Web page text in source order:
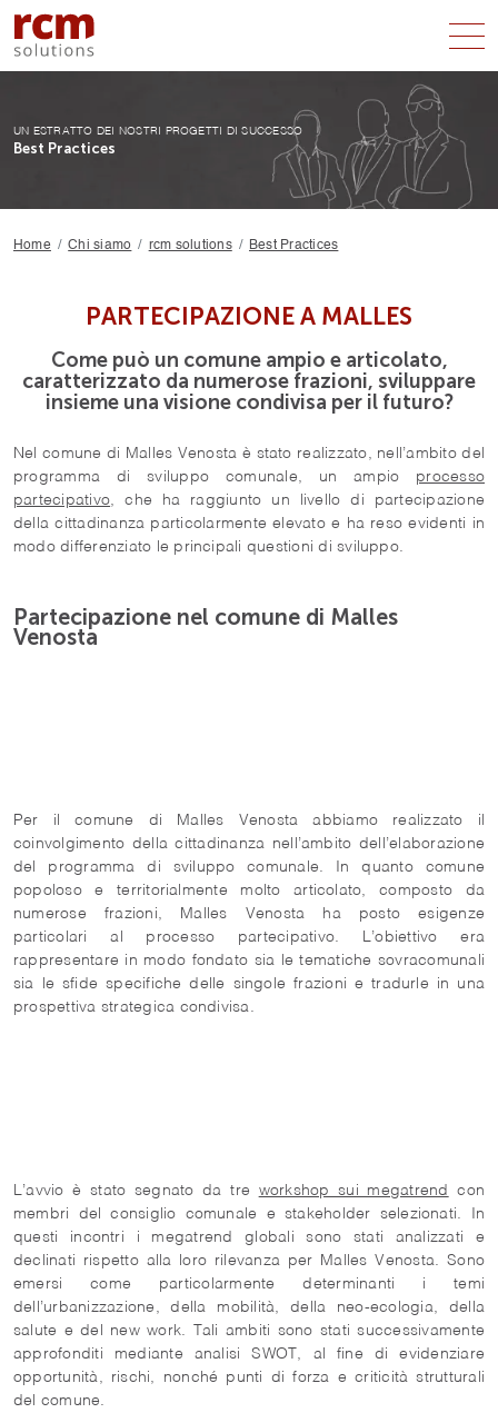
CHI SIAMO
RICHIESTA
UN ESTRATTO DEI NOSTRI PROGETTI DI SUCCESSO
Best Practices
Home Chi siamo rcm solutions Best Practices
PARTECIPAZIONE A MALLES
Come può un comune ampio e articolato,
caratterizzato da numerose frazioni, sviluppare
insieme una visione condivisa per il futuro?
Nel comune di Malles Venosta è stato realizzato, nell’ambito del
programma di sviluppo comunale, un ampio processo
partecipativo, che ha raggiunto un livello di partecipazione
della cittadinanza particolarmente elevato e ha reso evidenti in
modo differenziato le principali questioni di sviluppo.
Partecipazione nel comune di Malles
Venosta
Per il comune di Malles Venosta abbiamo realizzato il
coinvolgimento della cittadinanza nell’ambito dell’elaborazione
del programma di sviluppo comunale. In quanto comune
popoloso e territorialmente molto articolato, composto da
numerose frazioni, Malles Venosta ha posto esigenze
particolari al processo partecipativo. L’obiettivo era
rappresentare in modo fondato sia le tematiche sovracomunali
sia le sfide specifiche delle singole frazioni e tradurle in una
prospettiva strategica condivisa.
L’avvio è stato segnato da tre workshop sui megatrend con
membri del consiglio comunale e stakeholder selezionati. In
questi incontri i megatrend globali sono stati analizzati e
declinati rispetto alla loro rilevanza per Malles Venosta. Sono
emersi come particolarmente determinanti i temi
dell’urbanizzazione, della mobilità, della neo‑ecologia, della
salute e del new work. Tali ambiti sono stati successivamente
approfonditi mediante analisi SWOT, al fine di evidenziare
opportunità, rischi, nonché punti di forza e criticità strutturali
del comune.